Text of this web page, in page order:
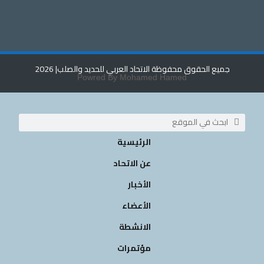
جميع الحقوق محفوظة الاتحاد العربي للحديد والصلب| 2026
Powred By Mohamed Hamed
الرئيسية
عن الاتحاد
الأخبار
الأعضاء
الانشطة
مؤتمرات